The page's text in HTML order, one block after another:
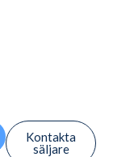
Kontakta
säljare